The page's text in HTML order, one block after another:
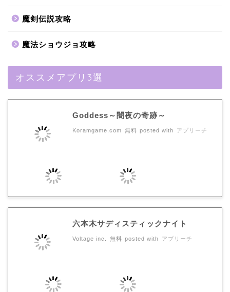
魔剣伝説攻略
魔法ショウジョ攻略
オススメアプリ3選
Goddess～闇夜の奇跡～
Koramgame.com 無料 posted with アプリーチ
六本木サディスティックナイト
Voltage inc. 無料 posted with アプリーチ